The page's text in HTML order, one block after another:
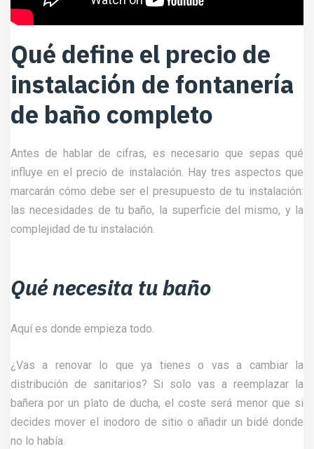
Qué define el precio de
instalación de fontanería
de baño completo
Antes de hablar de cifras, es necesario que sepas qué
influye en el precio de instalación. Hay tres aspectos que
marcarán cómo debe ser el presupuesto de tu instalación:
las necesidades de tu baño, la superficie del mismo, y la
complejidad de tu instalación.
Qué necesita tu baño
Aquí es donde empieza todo.
¿Vas a renovar lo que ya tienes o vas a cambiar la
distribución de sanitarios? Si solo vas a reemplazar la
bañera por un plato de ducha, el coste será menor que si
decides mover el inodoro de sitio o añadir un bidé donde
no lo había.